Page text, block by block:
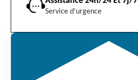
Service d'urgence